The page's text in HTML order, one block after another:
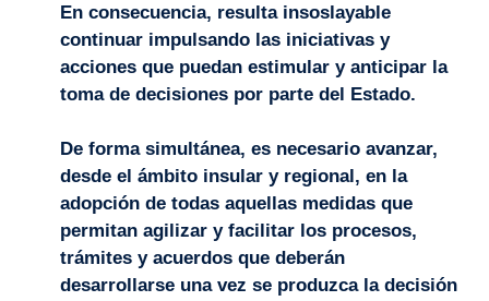
En consecuencia, resulta insoslayable
continuar impulsando las iniciativas y
acciones que puedan estimular y anticipar la
toma de decisiones por parte del Estado.
De forma simultánea, es necesario avanzar,
desde el ámbito insular y regional, en la
adopción de todas aquellas medidas que
permitan agilizar y facilitar los procesos,
trámites y acuerdos que deberán
desarrollarse una vez se produzca la decisión